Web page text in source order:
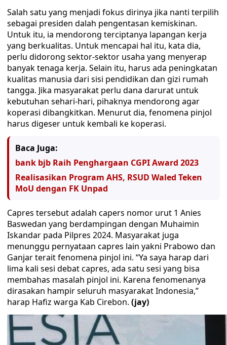
Salah satu yang menjadi fokus dirinya jika nanti terpilih
sebagai presiden dalah pengentasan kemiskinan.
Untuk itu, ia mendorong terciptanya lapangan kerja
yang berkualitas. Untuk mencapai hal itu, kata dia,
perlu didorong sektor-sektor usaha yang menyerap
banyak tenaga kerja. Selain itu, harus ada peningkatan
kualitas manusia dari sisi pendidikan dan gizi rumah
tangga. Jika masyarakat perlu dana darurat untuk
kebutuhan sehari-hari, pihaknya mendorong agar
koperasi dibangkitkan. Menurut dia, fenomena pinjol
harus digeser untuk kembali ke koperasi.
Baca Juga:
bank bjb Raih Penghargaan CGPI Award 2023
Realisasikan Program AHS, RSUD Waled Teken
MoU dengan FK Unpad
Capres tersebut adalah capers nomor urut 1 Anies
Baswedan yang berdampingan dengan Muhaimin
Iskandar pada Pilpres 2024. Masyarakat juga
menunggu pernyataan capres lain yakni Prabowo dan
Ganjar terait fenomena pinjol ini. “Ya saya harap dari
lima kali sesi debat capres, ada satu sesi yang bisa
membahas masalah pinjol ini. Karena fenomenanya
dirasakan hampir seluruh masyarakat Indonesia,”
harap Hafiz warga Kab Cirebon. (jay)